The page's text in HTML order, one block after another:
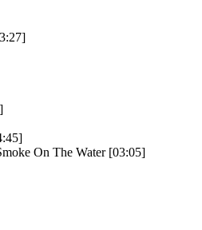
On The Water [03:05]